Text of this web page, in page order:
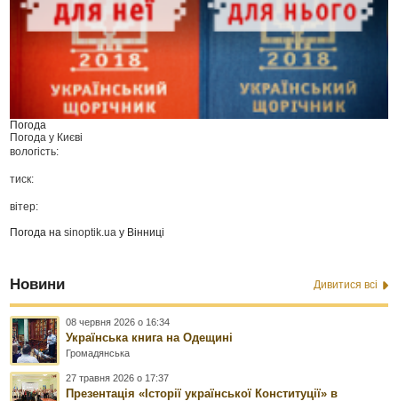
Погода
Погода у Києві
вологість:
тиск:
вітер:
Погода наsinoptik.ua у Вінниці
Новини Дивитися всі
08 червня 2026 о 16:34
Українська книга на Одещині
Громадянська
27 травня 2026 о 17:37
Презентація «Історії української Конституції» в